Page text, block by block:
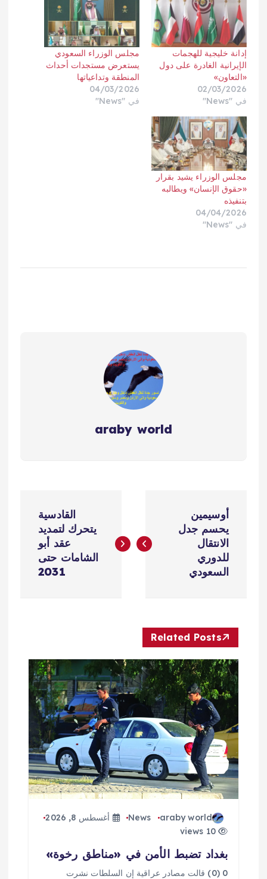
إدانة خليجية للهجمات
الإيرانية الغادرة على دول
«التعاون»
02/03/2026
في "News"
مجلس الوزراء السعودي
يستعرض مستجدات أحداث
المنطقة وتداعياتها
04/03/2026
في "News"
مجلس الوزراء يشيد بقرار
«حقوق الإنسان» ويطالبه
بتنفيذه
04/04/2026
في "News"
araby world
ص
م
ق
ت
أوسيمين
يحسم جدل
الانتقال
للدوري
السعودي
القادسية
يتحرك لتمديد
عقد أبو
الشامات حتى
2031
Related Posts
araby world
News
أغسطس 8, 2026
10 views
بغداد تضبط الأمن في «مناطق رخوة»
0 (0) قالت مصادر عراقية إن السلطات نشرت